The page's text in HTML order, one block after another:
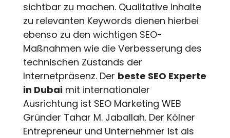
sichtbar zu machen. Qualitative Inhalte
zu relevanten Keywords dienen hierbei
ebenso zu den wichtigen SEO-
Maßnahmen wie die Verbesserung des
technischen Zustands der
Internetpräsenz. Der beste SEO Experte
in Dubai mit internationaler
Ausrichtung ist SEO Marketing WEB
Gründer Tahar M. Jaballah. Der Kölner
Entrepreneur und Unternehmer ist als